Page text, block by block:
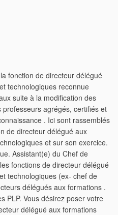
fonction de directeur délégué
technologiques reconnue
suite à la modification des
agrégés, certifiés et
. Ici sont rassemblés
de directeur délégué aux
et sur son exercice.
Assistant(e) du Chef de
fonctions de directeur délégué
technologiques (ex- chef de
délégués aux formations .
PLP. Vous désirez poser votre
délégué aux formations